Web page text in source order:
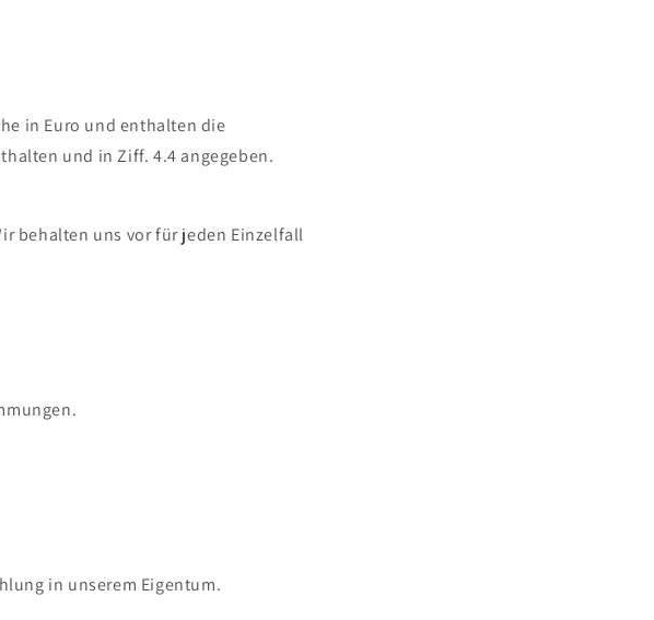
in Euro und enthalten die
und in Ziff. 4.4 angegeben.
behalten uns vor für jeden Einzelfall
in unserem Eigentum.